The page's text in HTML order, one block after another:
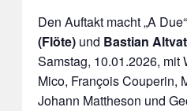
Den Auftakt macht „A
(Flöte) und Bastian
Samstag, 10.01.2026, mit
Mico, François Couperin,
Johann Mattheson und